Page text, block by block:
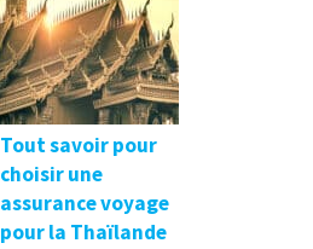
Tout savoir pour
choisir une
assurance voyage
pour la Thaïlande